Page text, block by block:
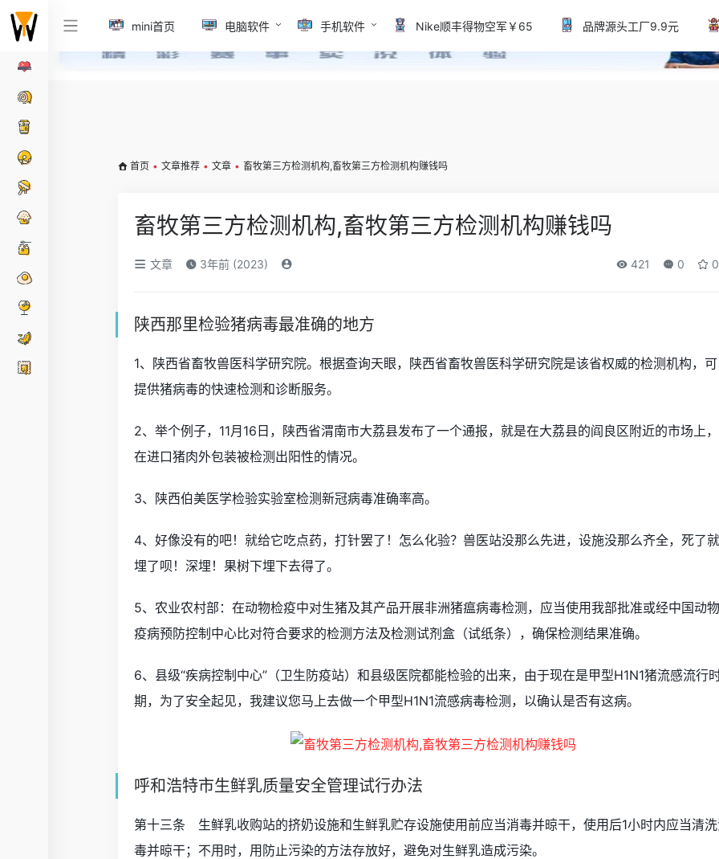
mini首页 电脑软件 手机软件 Nike顺丰得物空军￥65 品牌源头工厂9.9元
首页 • 文章推荐 • 文章 • 畜牧第三方检测机构,畜牧第三方检测机构赚钱吗
畜牧第三方检测机构,畜牧第三方检测机构赚钱吗
文章 3年前 (2023) 421 0 0
陕西那里检验猪病毒最准确的地方
1、陕西省畜牧兽医科学研究院。根据查询天眼，陕西省畜牧兽医科学研究院是该省权威的检测机构，
提供猪病毒的快速检测和诊断服务。
2、举个例子，11月16日，陕西省渭南市大荔县发布了一个通报，就是在大荔县的阎良区附近的市场上
在进口猪肉外包装被检测出阳性的情况。
3、陕西伯美医学检验实验室检测新冠病毒准确率高。
4、好像没有的吧！就给它吃点药，打针罢了！怎么化验？兽医站没那么先进，设施没那么齐全，死了就
埋了呗！深埋！果树下埋下去得了。
5、农业农村部：在动物检疫中对生猪及其产品开展非洲猪瘟病毒检测，应当使用我部批准或经中国动物
疫病预防控制中心比对符合要求的检测方法及检测试剂盒（试纸条），确保检测结果准确。
6、县级“疾病控制中心”（卫生防疫站）和县级医院都能检验的出来，由于现在是甲型H1N1猪流感流行
期，为了安全起见，我建议您马上去做一个甲型H1N1流感病毒检测，以确认是否有这病。
呼和浩特市生鲜乳质量安全管理试行办法
第十三条 生鲜乳收购站的挤奶设施和生鲜乳贮存设施使用前应当消毒并晾干，使用后1小时内应当清
毒并晾干；不用时，用防止污染的方法存放好，避免对生鲜乳造成污染。